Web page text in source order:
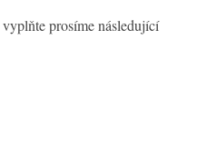
prosíme následující